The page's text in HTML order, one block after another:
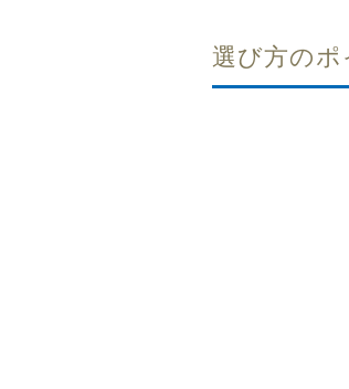
選び方のポ